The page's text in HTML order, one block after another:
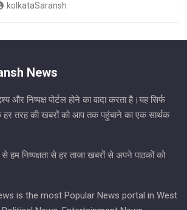
kolkataSaransh
News
और निष्पक्ष पोर्टल होने का वादा करता है।यह सिर्फ
हर तरह की खबरों को आप तक पहुंचाने का एक सार्थक
से हम निष्पक्षता से हर ताजा खबरों से अपने पाठकों को
is the most Popular News portal in West